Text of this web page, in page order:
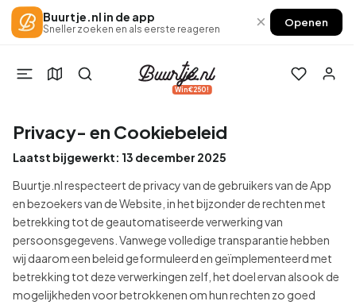
Buurtje.nl in de app
Sneller zoeken en als eerste reageren × Openen
Win €250!
Privacy- en Cookiebeleid
Laatst bijgewerkt: 13 december 2025
Buurtje.nl respecteert de privacy van de gebruikers van de App
en bezoekers van de Website, in het bijzonder de rechten met
betrekking tot de geautomatiseerde verwerking van
persoonsgegevens. Vanwege volledige transparantie hebben
wij daarom een beleid geformuleerd en geïmplementeerd met
betrekking tot deze verwerkingen zelf, het doel ervan alsook de
mogelijkheden voor betrokkenen om hun rechten zo goed